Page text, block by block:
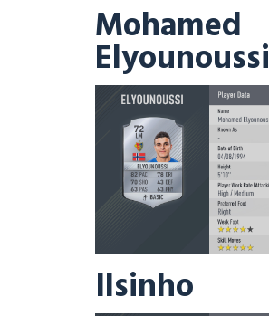
Mohamed
Elyounoussi
Ilsinho